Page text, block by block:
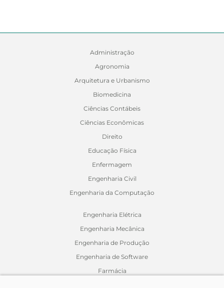
Administração
Agronomia
Arquitetura e Urbanismo
Biomedicina
Ciências Contábeis
Ciências Econômicas
Direito
Educação Física
Enfermagem
Engenharia Civil
Engenharia da Computação
Engenharia Elétrica
Engenharia Mecânica
Engenharia de Produção
Engenharia de Software
Farmácia